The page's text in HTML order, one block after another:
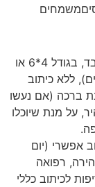
הכרטיסים צריכים להיות בעבודת יד בלבד, בגודל 4*6 או
סגורים), ללא כיתוב
ברכה (אם נעשו
על מנת שיוכלו
אפשרי (יום
רפואה
לכיתוב כללי